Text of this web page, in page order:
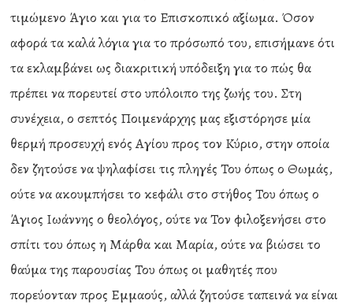
τιμώμενο Άγιο και για το Επισκοπικό αξίωμα. Όσον
αφορά τα καλά λόγια για το πρόσωπό του, επισήμανε ότι
τα εκλαμβάνει ως διακριτική υπόδειξη για το πώς θα
πρέπει να πορευτεί στο υπόλοιπο της ζωής του. Στη
συνέχεια, ο σεπτός Ποιμενάρχης μας εξιστόρησε μία
θερμή προσευχή ενός Αγίου προς τον Κύριο, στην οποία
δεν ζητούσε να ψηλαφίσει τις πληγές Του όπως ο Θωμάς,
ούτε να ακουμπήσει το κεφάλι στο στήθος Του όπως ο
Άγιος Ιωάννης ο θεολόγος, ούτε να Τον φιλοξενήσει στο
σπίτι του όπως η Μάρθα και Μαρία, ούτε να βιώσει το
θαύμα της παρουσίας Του όπως οι μαθητές που
πορεύονταν προς Εμμαούς, αλλά ζητούσε ταπεινά να είναι